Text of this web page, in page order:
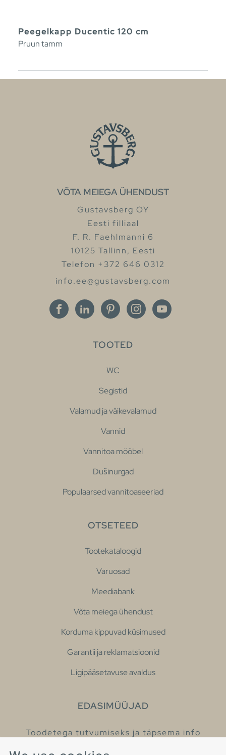
Peegelkapp Ducentic 120 cm
Pruun tamm
VÕTA MEIEGA ÜHENDUST
Gustavsberg OY
Eesti filliaal
F. R. Faehlmanni 6
10125 Tallinn, Eesti
Telefon +372 646 0312
info.ee@gustavsberg.com
TOOTED
WC
Segistid
Valamud ja väikevalamud
Vannid
Vannitoa mööbel
Dušinurgad
Populaarsed vannitoaseeriad
OTSETEED
Tootekataloogid
Varuosad
Meediabank
Võta meiega ühendust
Korduma kippuvad küsimused
Garantii ja reklamatsioonid
Ligipääsetavuse avaldus
EDASIMÜÜJAD
Toodetega tutvumiseks ja täpsema info